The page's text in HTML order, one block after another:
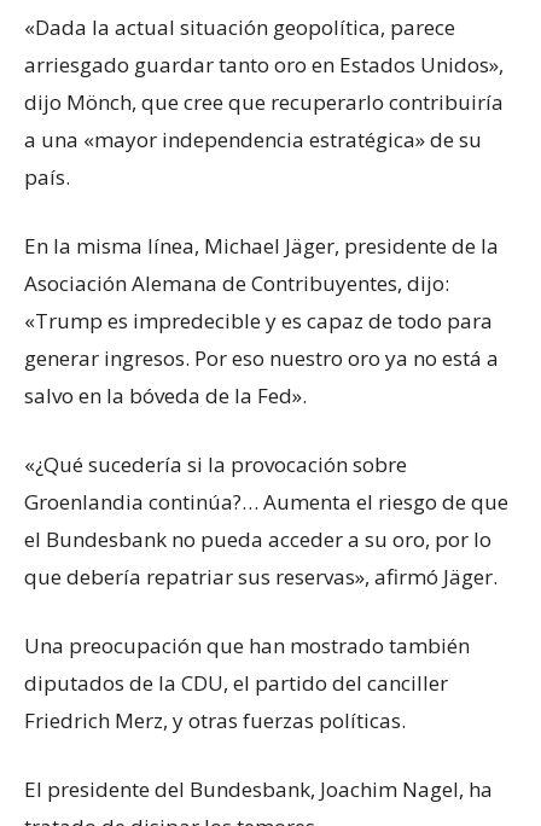
«Dada la actual situación geopolítica, parece
arriesgado guardar tanto oro en Estados Unidos»,
dijo Mönch, que cree que recuperarlo contribuiría
a una «mayor independencia estratégica» de su
país.
En la misma línea, Michael Jäger, presidente de la
Asociación Alemana de Contribuyentes, dijo:
«Trump es impredecible y es capaz de todo para
generar ingresos. Por eso nuestro oro ya no está a
salvo en la bóveda de la Fed».
«¿Qué sucedería si la provocación sobre
Groenlandia continúa?… Aumenta el riesgo de que
el Bundesbank no pueda acceder a su oro, por lo
que debería repatriar sus reservas», afirmó Jäger.
Una preocupación que han mostrado también
diputados de la CDU, el partido del canciller
Friedrich Merz, y otras fuerzas políticas.
El presidente del Bundesbank, Joachim Nagel, ha